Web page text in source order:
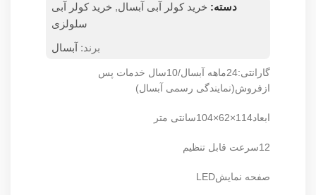
دسته: خرید کولر آبی آبسال, خرید کولر آبی
سلولزی
برند: آبسال
گارانتی:24ماهه آبسال/10سال خدمات پس
ازفروش(نمایندگی رسمی آبسال)
ابعاد114×62×104سانتی متر
12سرعت قابل تنظیم
صفحه نمایشLED